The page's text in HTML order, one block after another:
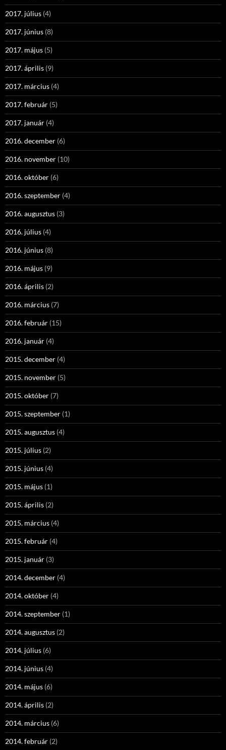
2017. július (4)
2017. június (8)
2017. május (5)
2017. április (9)
2017. március (4)
2017. február (5)
2017. január (4)
2016. december (6)
2016. november (10)
2016. október (6)
2016. szeptember (4)
2016. augusztus (3)
2016. július (4)
2016. június (8)
2016. május (9)
2016. április (2)
2016. március (7)
2016. február (15)
2016. január (4)
2015. december (4)
2015. november (5)
2015. október (7)
2015. szeptember (1)
2015. augusztus (4)
2015. július (2)
2015. június (4)
2015. május (1)
2015. április (2)
2015. március (4)
2015. február (4)
2015. január (3)
2014. december (4)
2014. október (4)
2014. szeptember (1)
2014. augusztus (2)
2014. július (6)
2014. június (4)
2014. május (6)
2014. április (2)
2014. március (6)
2014. február (2)